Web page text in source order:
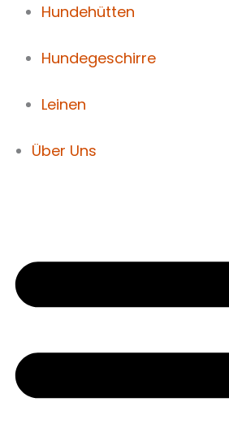
Hundehütten
Hundegeschirre
Leinen
Über Uns